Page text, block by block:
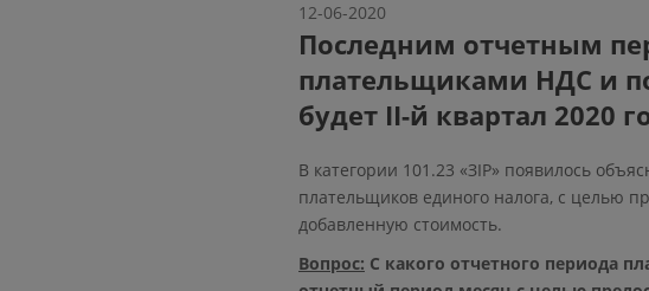
12-06-2020
Последним отчетным
плательщиками НДС и
будет II-й квартал 2020
В категории 101.23 «ЗІР» появилось
плательщиков единого налога, с целью
добавленную стоимость.
Вопрос: С какого отчетного периода